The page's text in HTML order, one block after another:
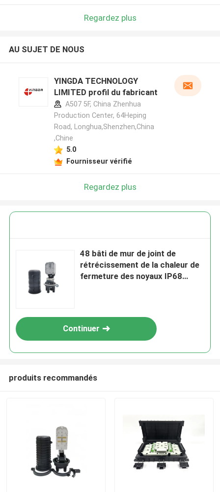
Regardez plus
AU SUJET DE NOUS
YINGDA TECHNOLOGY
LIMITED profil du fabricant
A507 5F, China Zhenhua
Production Center, 64Heping
Road, Longhua,Shenzhen,China
,Chine
5.0
Fournisseur vérifié
Regardez plus
48 bâti de mur de joint de
rétrécissement de la chaleur de
fermeture des noyaux IP68
Continuer
produits recommandés